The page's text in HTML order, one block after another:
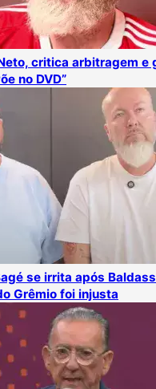
critica arbitragem e
no DVD”
se irrita após
Grêmio foi injusta